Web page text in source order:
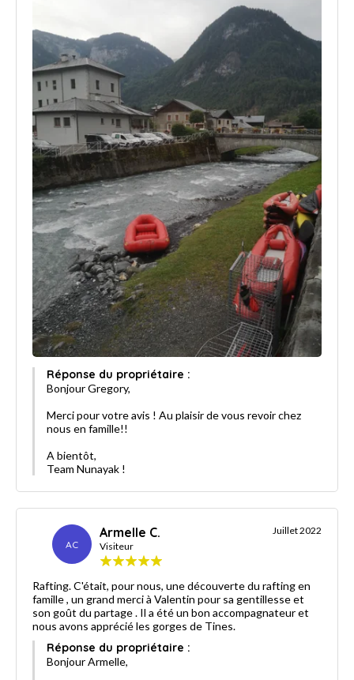
Réponse du propriétaire :
Bonjour Gregory,
Merci pour votre avis ! Au plaisir de vous revoir chez
nous en famille!!
A bientôt,
Team Nunayak !
AC
Armelle C.
Visiteur
Juillet 2022
Rafting. C'était, pour nous, une découverte du rafting en
famille , un grand merci à Valentin pour sa gentillesse et
son goût du partage . Il a été un bon accompagnateur et
nous avons apprécié les gorges de Tines.
Réponse du propriétaire :
Bonjour Armelle,